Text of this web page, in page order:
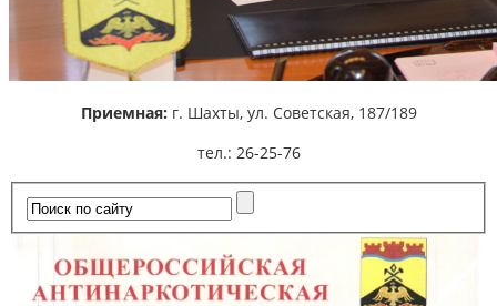
Приемная: г. Шахты, ул. Советская, 187/189
тел.: 26-25-76